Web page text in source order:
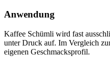
Anwendung
Kaffee Schümli wird fast
unter Druck auf. Im Vergleich
eigenen Geschmacksprofil.